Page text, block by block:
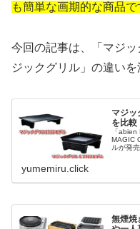
も簡単な画期的な商品で
今回の記事は、「マジ
ジックグリル」の違いを
マジッ
を比較
「
MAGIC
ルが発
yumemiru.click
無煙焼